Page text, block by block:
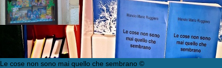
Le cose non sono mai quello che sembrano ©